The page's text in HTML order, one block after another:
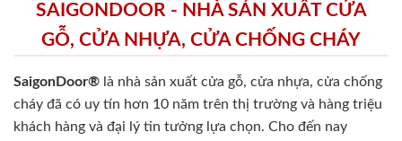
SAIGONDOOR - NHÀ SẢN XUẤT CỬA
GỖ, CỬA NHỰA, CỬA CHỐNG CHÁY
SaigonDoor® là nhà sản xuất cửa gỗ, cửa nhựa, cửa chống
cháy đã có uy tín hơn 10 năm trên thị trường và hàng triệu
khách hàng và đại lý tin tưởng lựa chọn. Cho đến nay